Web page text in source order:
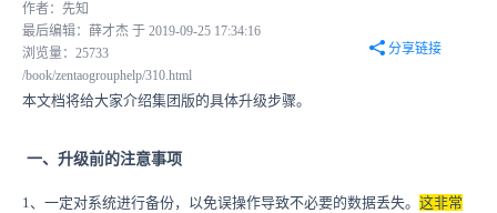
作者：先知
最后编辑：薛才杰 于 2019-09-25 17:34:16
浏览量：25733
分享链接
/book/zentaogrouphelp/310.html
本文档将给大家介绍集团版的具体升级步骤。
一、升级前的注意事项
1、一定对系统进行备份，以免误操作导致不必要的数据丢失。 这非常